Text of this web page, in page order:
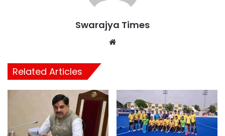
Swarajya Times
Related Articles